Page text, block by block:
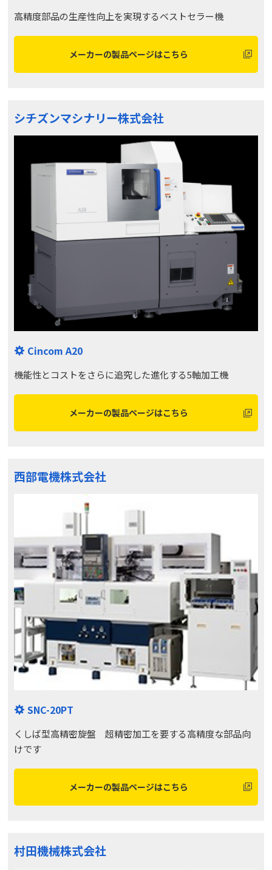
高精度部品の生産性向上を実現するベストセラー機
メーカーの製品ページはこちら
シチズンマシナリー株式会社
Cincom A20
機能性とコストをさらに追究した進化する5軸加工機
メーカーの製品ページはこちら
西部電機株式会社
SNC-20PT
くしば型高精密旋盤 超精密加工を要する高精度な部品向
けです
メーカーの製品ページはこちら
村田機械株式会社